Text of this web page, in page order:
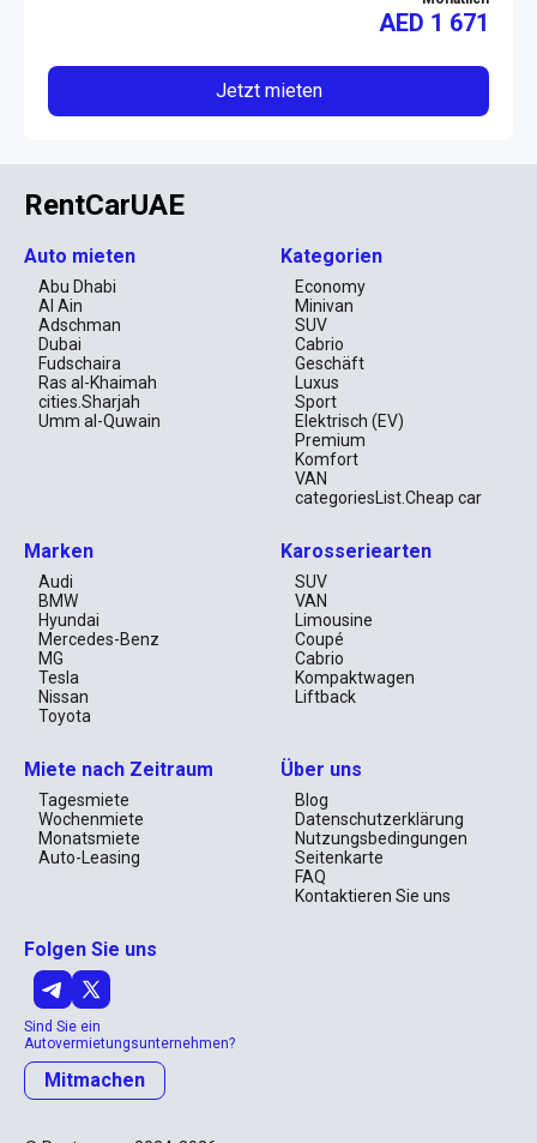
AED 1 671
Jetzt mieten
RentCarUAE
Auto mieten
Abu Dhabi
Al Ain
Adschman
Dubai
Fudschaira
Ras al-Khaimah
cities.Sharjah
Umm al-Quwain
Kategorien
Economy
Minivan
SUV
Cabrio
Geschäft
Luxus
Sport
Elektrisch (EV)
Premium
Komfort
VAN
categoriesList.Cheap car
Marken
Audi
BMW
Hyundai
Mercedes-Benz
MG
Tesla
Nissan
Toyota
Karosseriearten
SUV
VAN
Limousine
Coupé
Cabrio
Kompaktwagen
Liftback
Miete nach Zeitraum
Tagesmiete
Wochenmiete
Monatsmiete
Auto-Leasing
Über uns
Blog
Datenschutzerklärung
Nutzungsbedingungen
Seitenkarte
FAQ
Kontaktieren Sie uns
Folgen Sie uns
Sind Sie ein
Autovermietungsunternehmen?
Mitmachen